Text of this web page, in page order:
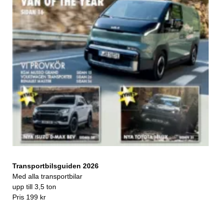
Transportbilsguiden 2026
Med alla transportbilar
upp till 3,5 ton
Pris 199 kr